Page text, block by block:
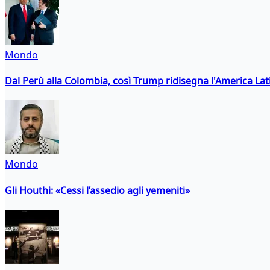
Mondo
Dal Perù alla Colombia, così Trump ridisegna l'America
Mondo
Gli Houthi: «Cessi l’assedio agli yemeniti»